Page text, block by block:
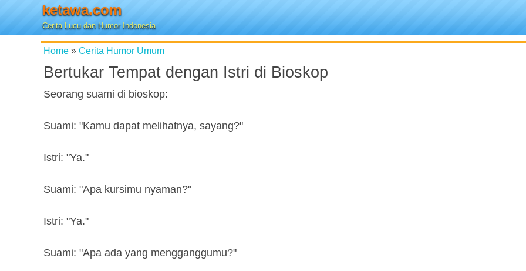
ketawa.com
Cerita Lucu dan Humor Indonesia
Home » Cerita Humor Umum
Bertukar Tempat dengan Istri di Bioskop
Seorang suami di bioskop:
Suami: "Kamu dapat melihatnya, sayang?"
Istri: "Ya."
Suami: "Apa kursimu nyaman?"
Istri: "Ya."
Suami: "Apa ada yang mengganggumu?"